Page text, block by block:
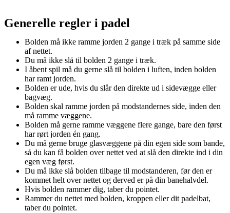
Generelle regler i padel
Bolden må ikke ramme jorden 2 gange i træk på samme side
af nettet.
Du må ikke slå til bolden 2 gange i træk.
I åbent spil må du gerne slå til bolden i luften, inden bolden
har ramt jorden.
Bolden er ude, hvis du slår den direkte ud i sidevægge eller
bagvæg.
Bolden skal ramme jorden på modstandernes side, inden den
må ramme væggene.
Bolden må gerne ramme væggene flere gange, bare den først
har rørt jorden én gang.
Du må gerne bruge glasvæggene på din egen side som bande,
så du kan få bolden over nettet ved at slå den direkte ind i din
egen væg først.
Du må ikke slå bolden tilbage til modstanderen, før den er
kommet helt over nettet og derved er på din banehalvdel.
Hvis bolden rammer dig, taber du pointet.
Rammer du nettet med bolden, kroppen eller dit padelbat,
taber du pointet.